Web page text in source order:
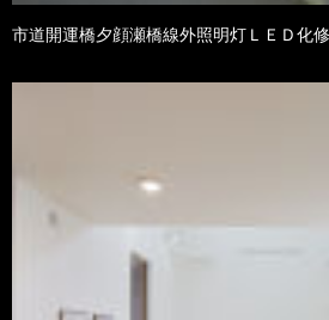
市道開運橋夕顔瀬橋線外照明灯ＬＥＤ化